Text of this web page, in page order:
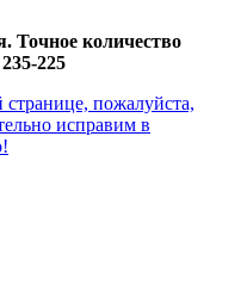
Точное количество
225
пожалуйста,
исправим в